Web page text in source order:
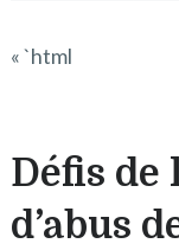
« `html
Défis de
d’abus